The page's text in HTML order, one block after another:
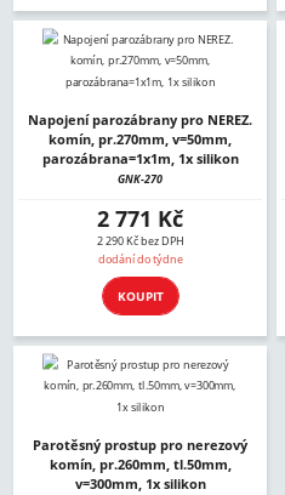
Napojení parozábrany pro NEREZ.
komín, pr.270mm, v=50mm,
parozábrana=1x1m, 1x silikon
GNK-270
2 771 Kč
2 290 Kč bez DPH
dodání do týdne
KOUPIT
Parotěsný prostup pro nerezový
komín, pr.260mm, tl.50mm,
v=300mm, 1x silikon